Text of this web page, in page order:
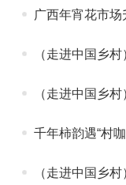
广西年宵花市场
（走进中国乡
（走进中国乡
千年柿韵遇“村
（走进中国乡